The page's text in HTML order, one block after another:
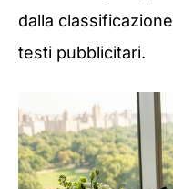
dalla
testi pubblicitari.